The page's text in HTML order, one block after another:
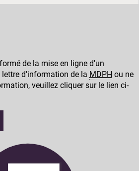
de la mise en ligne d'un
d'information de la MDPH ou ne
veuillez cliquer sur le lien ci-